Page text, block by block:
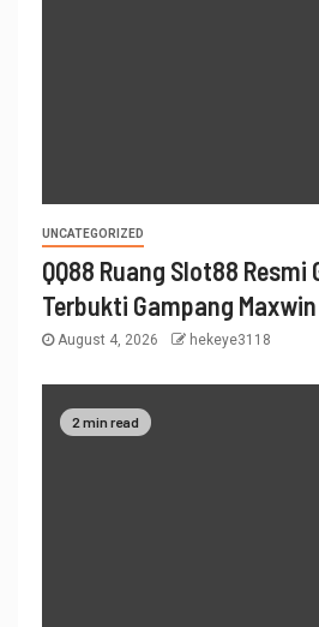
UNCATEGORIZED
QQ88 Ruang Slot88 Resmi
Terbukti Gampang Maxwin
August 4, 2026 hekeye3118
2 min read